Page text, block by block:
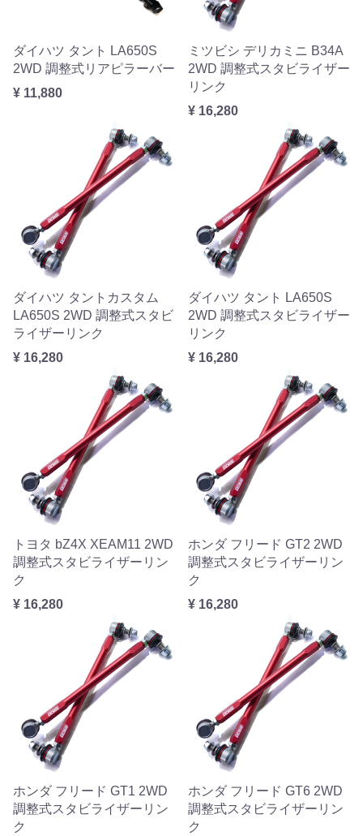
ダイハツ タント LA650S
2WD 調整式リアピラーバー
¥ 11,880
ミツビシ デリカミニ B34A
2WD 調整式スタビライザー
リンク
¥ 16,280
ダイハツ タントカスタム
LA650S 2WD 調整式スタビ
ライザーリンク
¥ 16,280
ダイハツ タント LA650S
2WD 調整式スタビライザー
リンク
¥ 16,280
トヨタ bZ4X XEAM11 2WD
調整式スタビライザーリン
ク
¥ 16,280
ホンダ フリード GT2 2WD
調整式スタビライザーリン
ク
¥ 16,280
ホンダ フリード GT1 2WD
調整式スタビライザーリン
ク
ホンダ フリード GT6 2WD
調整式スタビライザーリン
ク